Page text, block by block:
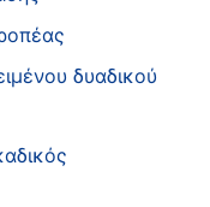
δυαδικού